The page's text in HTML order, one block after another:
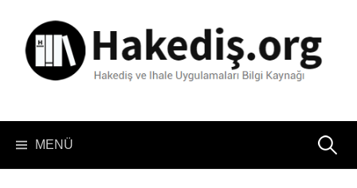
MENÜ Arama: